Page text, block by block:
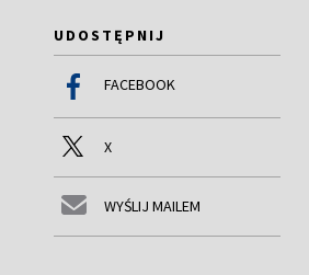
UDOSTĘPNIJ
FACEBOOK
X
WYŚLIJ MAILEM